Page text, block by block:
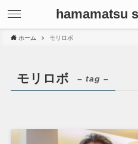
hamamatsu
ホーム モリロボ
モリロボ – tag –